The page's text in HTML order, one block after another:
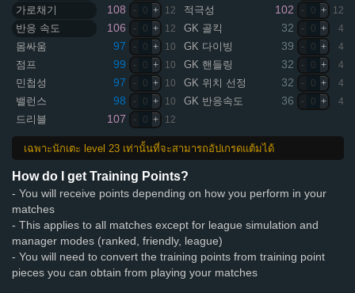
가로채기 108 - 0 + 12
반응 속도 106 - 0 + 12
몸싸움 97 - 0 + 10
점프 99 - 0 + 10
민첩성 97 - 0 + 10
밸런스 98 - 0 + 10
드리블 107 - 0 + 12
적극성 102 - 0 + 12
GK 골킥 32 - 0 + 4
GK 다이빙 39 - 0 + 4
GK 핸들링 32 - 0 + 4
GK 위치 선정 32 - 0 + 4
GK 반응속도 36 - 0 + 4
เฉพาะนักเตะ level 23 เท่านั้นที่จะสามารถอัปเกรดแต้มได้
How do I get Training Points?
- You will receive points depending on how you perform in your
matches
- This applies to all matches except for league simulation and
manager modes (ranked, friendly, league)
- You will need to convert the training points from training point
pieces you can obtain from playing your matches